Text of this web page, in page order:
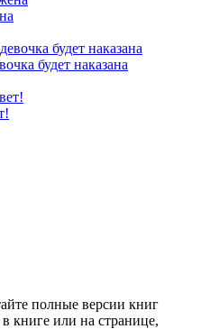
будет наказана
полные версии книг
книге или на странице,